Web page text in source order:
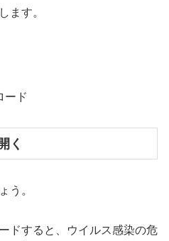
ます。
ード
く
う。
ドすると、ウイルス感染の危